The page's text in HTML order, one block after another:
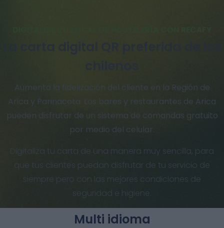
Aumenta la fidelización del cliente en la Región de
Arica y Parinacota. Los bares y restaurantes de Arica
pueden disfrutar de un sistema de comandas gratuito
por medio del celular.
Digitaliza tu carta de una manera muy sencilla, para
que tus clientes puedan disfrutar de tu servicio de
siempre pero con las mejores condiciones de
seguridad e higiene.
Multi idioma